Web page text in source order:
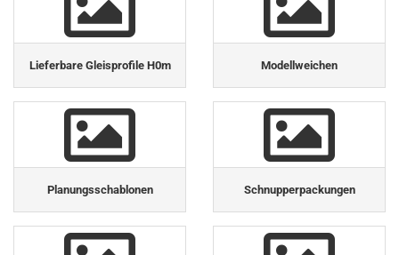
Lieferbare Gleisprofile H0m Modellweichen
Planungsschablonen Schnupperpackungen